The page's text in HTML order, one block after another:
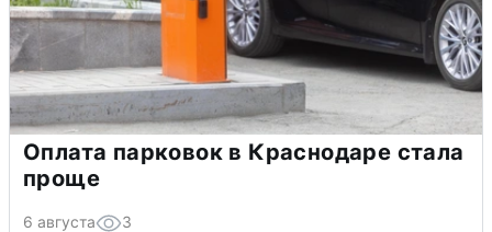
Оплата парковок в Краснодаре стала
проще
6 августа 3